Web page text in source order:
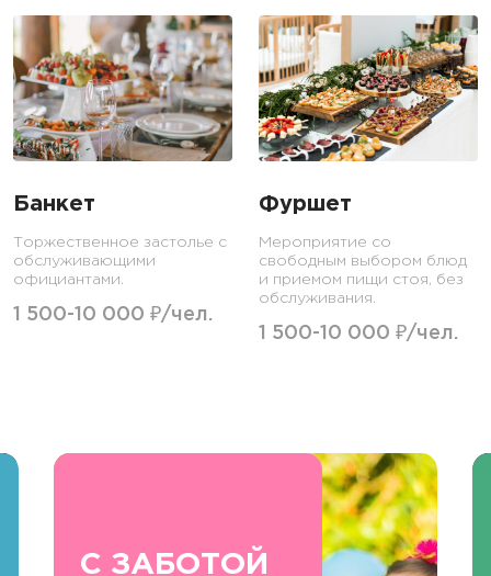
Банкет
Торжественное застолье с
обслуживающими
официантами.
1 500-10 000 ₽/чел.
Фуршет
Мероприятие со
свободным выбором блюд
и приемом пищи стоя, без
обслуживания.
1 500-10 000 ₽/чел.
С ЗАБОТОЙ